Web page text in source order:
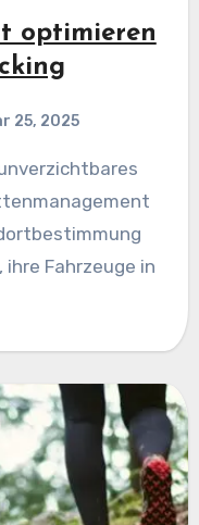
optimieren
25, 2025
Fahrzeuge in